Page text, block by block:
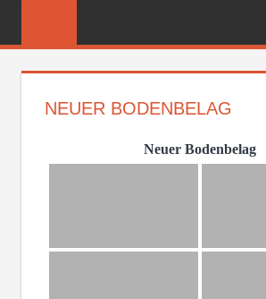
NEUER BODENBELAG
Neuer Bodenbelag